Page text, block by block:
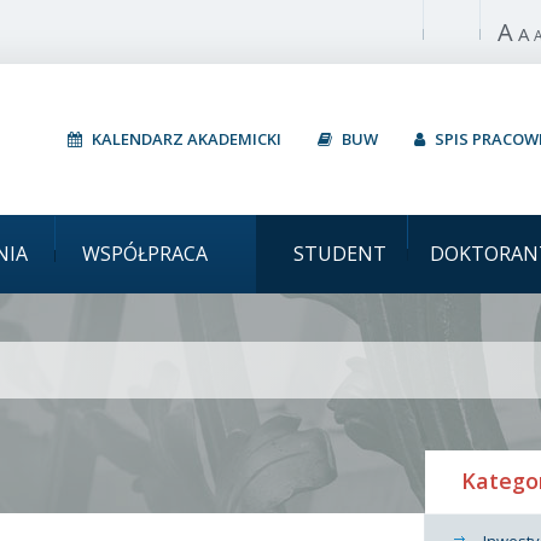
Włącz A A
KALENDARZ AKADEMICKI BUW SPIS
WSPÓŁPRACA STUDENT